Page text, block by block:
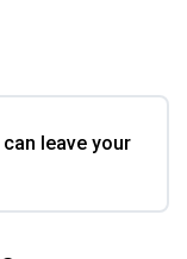
leave your